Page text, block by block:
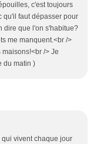
c'est toujours
qu'il faut dépasser pour
dire que l'on s'habitue?
me manquent.<br />
/> Je
du matin )
qui vivent chaque jour